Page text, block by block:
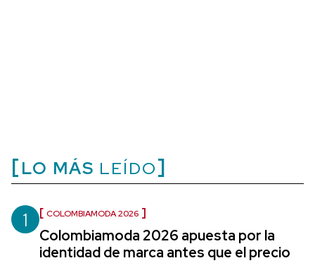
LO MÁS LEÍDO
1 COLOMBIAMODA 2026
Colombiamoda 2026 apuesta por la
identidad de marca antes que el precio